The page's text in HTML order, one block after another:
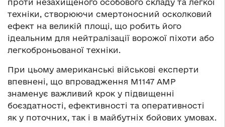
проти незахищеного особового складу та легкої
техніки, створюючи смертоносний осколковий
ефект на великій площі, що робить його
ідеальним для нейтралізації ворожої піхоти або
легкоброньованої техніки.
При цьому американські військові експерти
впевнені, що впровадження M1147 AMP
знаменує важливий крок у підвищенні
боєздатності, ефективності та оперативності
як у поточних, так і в майбутніх бойових умовах.